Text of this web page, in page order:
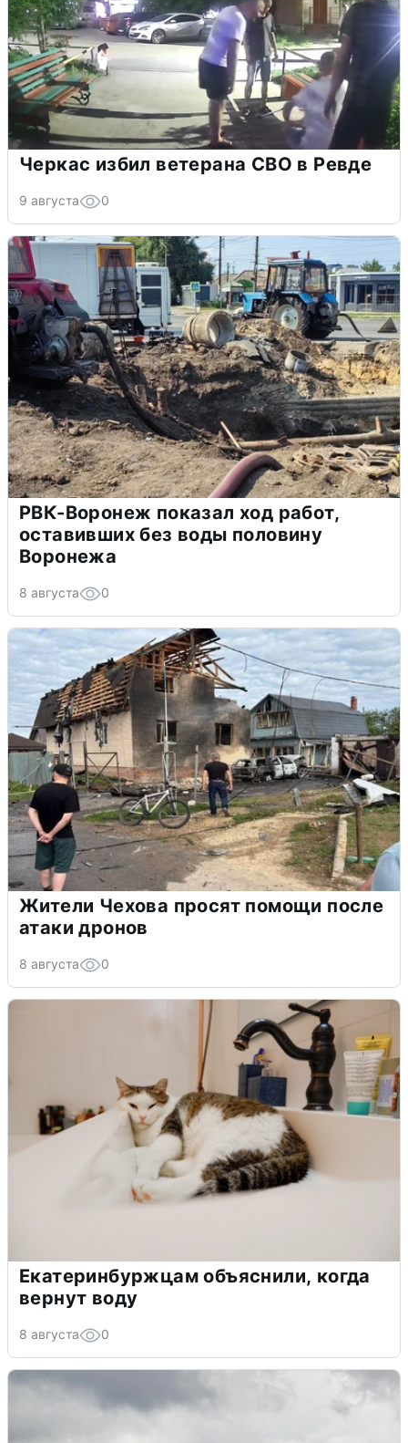
Черкас избил ветерана СВО в Ревде
9 августа 0
РВК-Воронеж показал ход работ,
оставивших без воды половину
Воронежа
8 августа 0
Жители Чехова просят помощи после
атаки дронов
8 августа 0
Екатеринбуржцам объяснили, когда
вернут воду
8 августа 0